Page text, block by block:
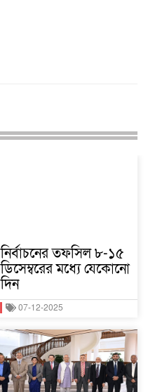
নির্বাচনের তফসিল ৮-১৫
ডিসেম্বরের মধ্যে যেকোনো
দিন
07-12-2025